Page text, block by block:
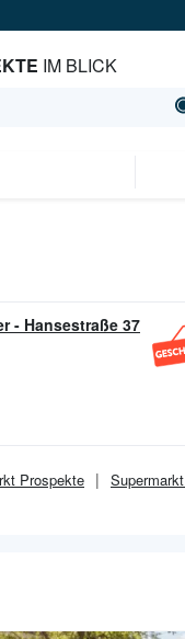
IM BLICK
- Hansestraße 37
Prospekte Supermarkt